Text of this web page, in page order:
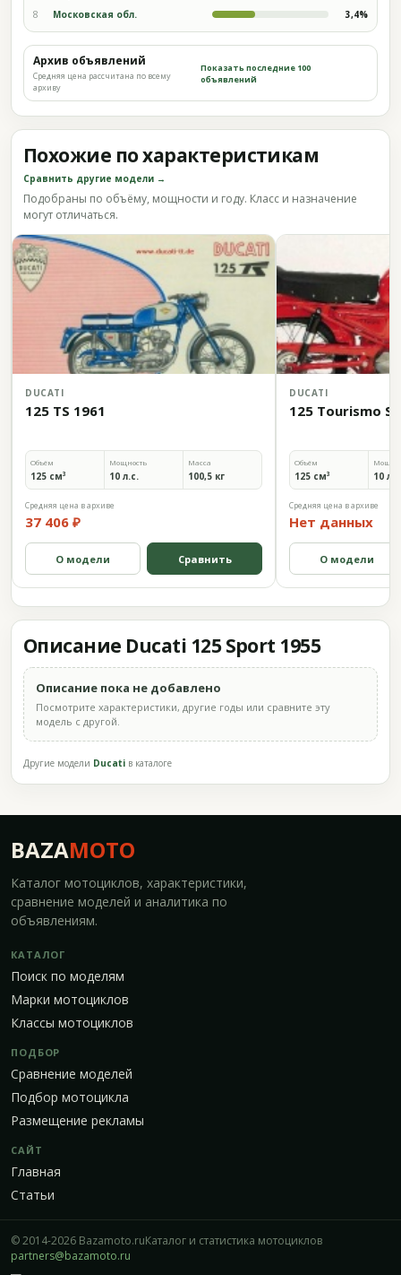
8 Московская обл. 3,4%
Архив объявлений
Средняя цена рассчитана по всему
архиву
Показать последние 100
объявлений
Похожие по характеристикам
Сравнить другие модели →
Подобраны по объёму, мощности и году. Класс и назначение
могут отличаться.
DUCATI
125 TS 1961
Объём
125 см³
Мощность
10 л.с.
Масса
100,5 кг
Средняя цена в архиве
37 406 ₽
О модели Сравнить
DUCATI
125 Tourismo
Объём
125 см³ 10
Средняя цена в архиве
Нет данных
О модели
Описание Ducati 125 Sport 1955
Описание пока не добавлено
Посмотрите характеристики, другие годы или сравните эту
модель с другой.
Другие модели Ducati в каталоге
BAZAMOTO
Каталог мотоциклов, характеристики,
сравнение моделей и аналитика по
объявлениям.
КАТАЛОГ
Поиск по моделям
Марки мотоциклов
Классы мотоциклов
ПОДБОР
Сравнение моделей
Подбор мотоцикла
Размещение рекламы
САЙТ
Главная
Статьи
© 2014-2026 Bazamoto.ruКаталог и статистика мотоциклов
partners@bazamoto.ru